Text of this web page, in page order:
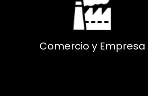
Comercio y Empresa